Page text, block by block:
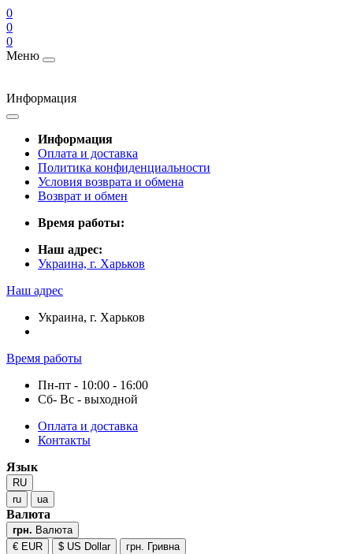
0
0
0
Меню
Информация
Информация
Оплата и доставка
Политика конфиденциальности
Условия возврата и обмена
Возврат и обмен
Время работы:
Наш адрес:
Украина, г. Харьков
Наш адрес
Украина, г. Харьков
Время работы
Пн-пт - 10:00 - 16:00
Сб- Вс - выходной
Оплата и доставка
Контакты
Язык
RU
ru
ua
Валюта
грн. Валюта
€ EUR
$ US Dollar грн. Гривна